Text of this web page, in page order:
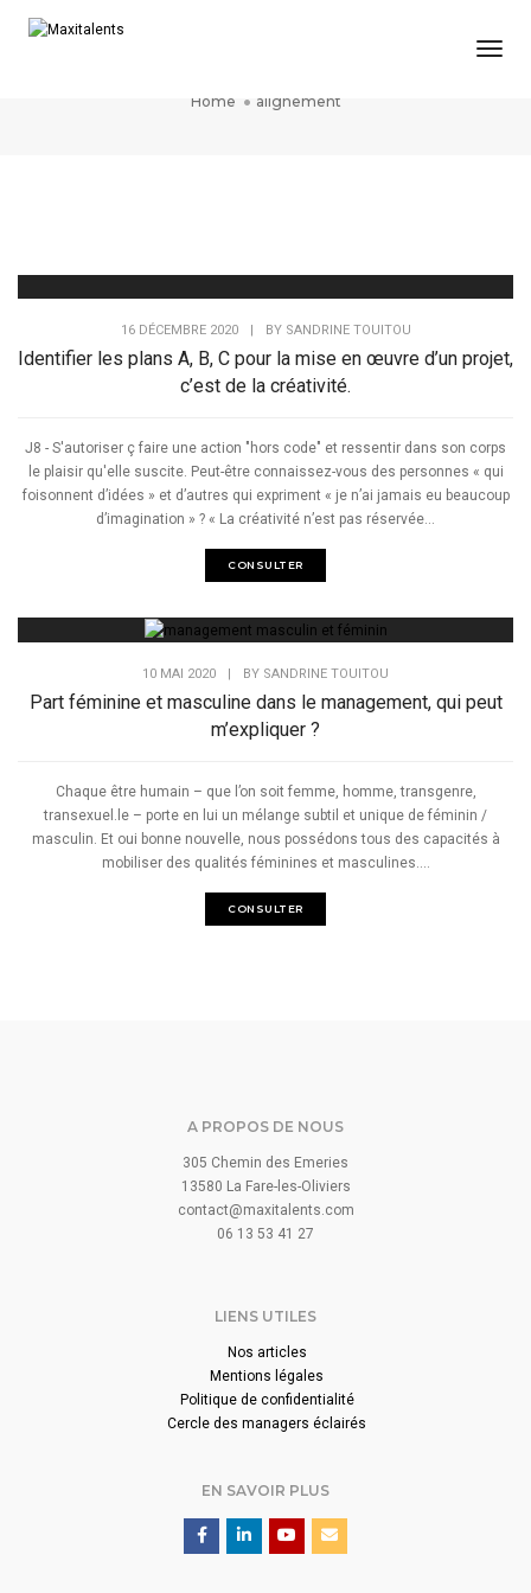
Home alignement
16 DÉCEMBRE 2020 BY SANDRINE TOUITOU
Identifier les plans A, B, C pour la mise en œuvre d’un projet,
c’est de la créativité.
J8 - S'autoriser ç faire une action "hors code" et ressentir dans son corps
le plaisir qu'elle suscite. Peut-être connaissez-vous des personnes « qui
foisonnent d’idées » et d’autres qui expriment « je n’ai jamais eu beaucoup
d’imagination » ? « La créativité n’est pas réservée...
CONSULTER
10 MAI 2020 | BY SANDRINE TOUITOU
Part féminine et masculine dans le management, qui peut
m’expliquer ?
Chaque être humain – que l’on soit femme, homme, transgenre,
transexuel.le – porte en lui un mélange subtil et unique de féminin /
masculin. Et oui bonne nouvelle, nous possédons tous des capacités à
mobiliser des qualités féminines et masculines....
CONSULTER
A PROPOS DE NOUS
305 Chemin des Emeries
13580 La Fare-les-Oliviers
contact@maxitalents.com
06 13 53 41 27
LIENS UTILES
Nos articles
Mentions légales
Politique de confidentialité
Cercle des managers éclairés
EN SAVOIR PLUS